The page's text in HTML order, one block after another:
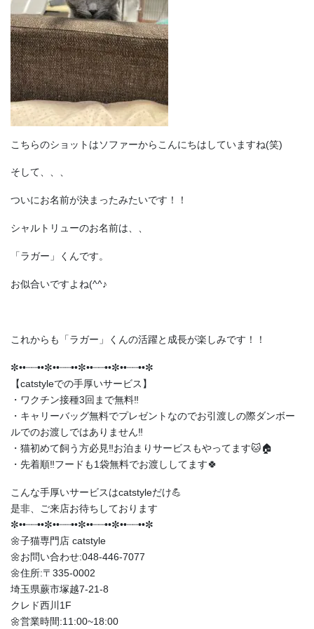
こちらのショットはソファーからこんにちはしていますね(笑)
そして、、、
ついにお名前が決まったみたいです！！
シャルトリューのお名前は、、
「ラガー」くんです。
お似合いですよね(^^♪
これからも「ラガー」くんの活躍と成長が楽しみです！！
✼••┈┈••✼••┈┈••✼••┈┈••✼••┈┈••✼
【catstyleでの手厚いサービス】
・ワクチン接種3回まで無料‼️
・キャリーバッグ無料でプレゼントなのでお引渡しの際ダンボー
ルでのお渡しではありません‼️
・猫初めて飼う方必見‼️お泊まりサービスもやってます🐱🏠
・先着順‼️フードも1袋無料でお渡ししてます🍀
こんな手厚いサービスはcatstyleだけ💪
是非、ご来店お待ちしております
✼••┈┈••✼••┈┈••✼••┈┈••✼••┈┈••✼
🌼子猫専門店 catstyle
🌼お問い合わせ:048-446-7077
🌼住所:〒335-0002
埼玉県蕨市塚越7-21-8
クレド西川1F
🌼営業時間:11:00~18:00